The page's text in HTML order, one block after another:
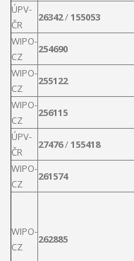
ÚPV-
ČR
26342/155053
WIPO-
CZ
254690
WIPO-
CZ
255122
WIPO-
CZ
256115
ÚPV-
ČR
27476/155418
WIPO-
CZ
261574
WIPO-
CZ
262885